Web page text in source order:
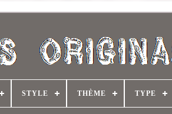
STYLE THÈME TYPE